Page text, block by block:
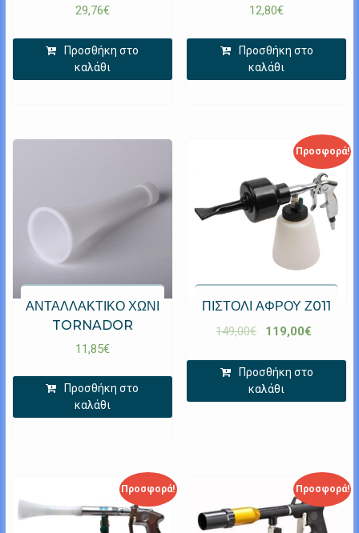
29,76€
Προσθήκη στο
καλάθι
12,80€
Προσθήκη στο
καλάθι
ΑΝΤΑΛΛΑΚΤΙΚΟ ΧΩΝΙ
TORNADOR
11,85€
Προσθήκη στο
καλάθι
Προσφορά!
ΠΙΣΤΟΛΙ ΑΦΡΟΥ Ζ011
149,00€ 119,00€
Προσθήκη στο
καλάθι
Προσφορά! Προσφορά!